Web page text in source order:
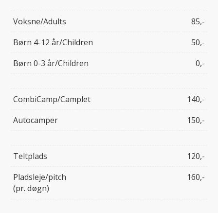
Voksne/Adults
85,-
Børn 4-12 år/Children
50,-
Børn 0-3 år/Children
0,-
CombiCamp/Camplet
140,-
Autocamper
150,-
Teltplads
120,-
Pladsleje/pitch
160,-
(pr. døgn)